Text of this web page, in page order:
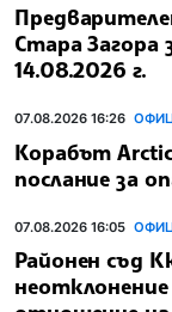
Стара Загора
14.08.2026 г.
07.08.2026 16:26
Корабът
послание за
07.08.2026 16:05
Районен съд